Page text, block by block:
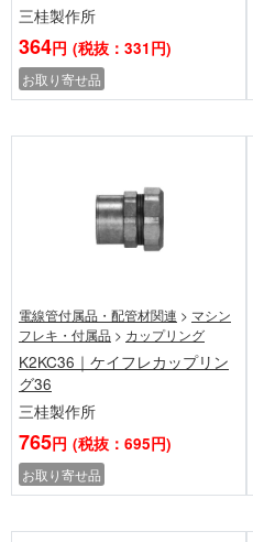
三桂製作所
364円 (税抜：331円)
お取り寄せ品
電線管付属品・配管材関連 > マシン
フレキ・付属品 > カップリング
K2KC36｜ケイフレカップリン
グ36
三桂製作所
765円 (税抜：695円)
お取り寄せ品